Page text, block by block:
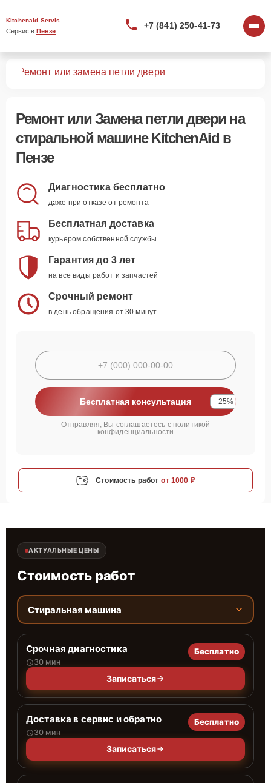
Kitchenaid Servis
Сервис в Пензе
+7 (841) 250-41-73
Ремонт или замена петли двери
Ремонт или Замена петли двери на
стиральной машине KitchenAid в
Пензе
Диагностика бесплатно
даже при отказе от ремонта
Бесплатная доставка
курьером собственной службы
Гарантия до 3 лет
на все виды работ и запчастей
Срочный ремонт
в день обращения от 30 минут
Бесплатная консультация -25%
Отправляя, Вы соглашаетесь с политикой
конфиденциальности
Стоимость работ от 1000 ₽
АКТУАЛЬНЫЕ ЦЕНЫ
Стоимость работ
Стиральная машина
Срочная диагностика
30 мин
Бесплатно
Записаться
Доставка в сервис и обратно
30 мин
Бесплатно
Записаться